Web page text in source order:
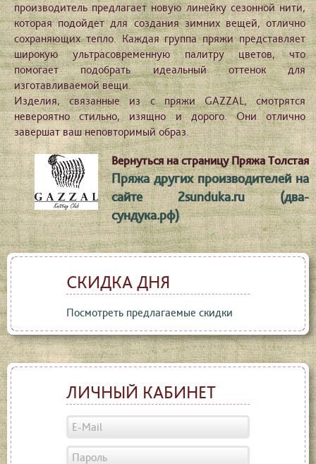
производитель предлагает новую линейку сезонной нити,
которая подойдет для создания зимних вещей, отлично
сохраняющих тепло. Каждая группа пряжи представляет
широкую ультрасовременную палитру цветов, что
помогает подобрать идеальный оттенок для
изготавливаемой вещи.
Изделия, связанные из с пряжи GAZZAL, смотрятся
невероятно стильно, изящно и дорого. Они отлично
завершат ваш неповторимый образ.
Вернуться на страницу Пряжа Толстая
Пряжа других производителей на
сайте 2sunduka.ru (два-
сундука.рф)
СКИДКА ДНЯ
Посмотреть предлагаемые скидки
ЛИЧНЫЙ КАБИНЕТ